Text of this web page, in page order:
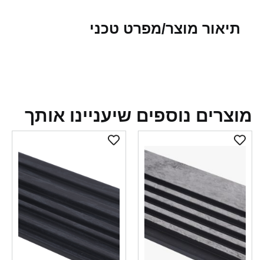
תיאור מוצר/מפרט טכני
נוספים שיעניינו אותך